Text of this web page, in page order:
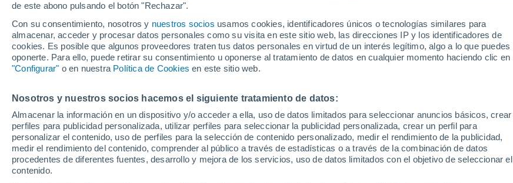
de este abono pulsando el botón "Rechazar".
Con su consentimiento, nosotros y nuestros socios usamos cookies, identificadores únicos o tecnologías similares para
almacenar, acceder y procesar datos personales como su visita en este sitio web, las direcciones IP y los identificadores de
cookies. Es posible que algunos proveedores traten tus datos personales en virtud de un interés legítimo, algo a lo que puedes
oponerte. Para ello, puede retirar su consentimiento u oponerse al tratamiento de datos en cualquier momento haciendo clic en
"Configurar" o en nuestra Política de Cookies en este sitio web.
Nosotros y nuestros socios hacemos el siguiente tratamiento de datos:
Almacenar la información en un dispositivo y/o acceder a ella, uso de datos limitados para seleccionar anuncios básicos, crear
perfiles para publicidad personalizada, utilizar perfiles para seleccionar la publicidad personalizada, crear un perfil para
personalizar el contenido, uso de perfiles para la selección de contenido personalizado, medir el rendimiento de la publicidad,
medir el rendimiento del contenido, comprender al público a través de estadísticas o a través de la combinación de datos
procedentes de diferentes fuentes, desarrollo y mejora de los servicios, uso de datos limitados con el objetivo de seleccionar el
contenido.
29°
21°
Tan-Tan